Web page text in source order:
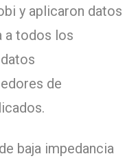
y aplicaron datos
a todos los
de
baja impedancia